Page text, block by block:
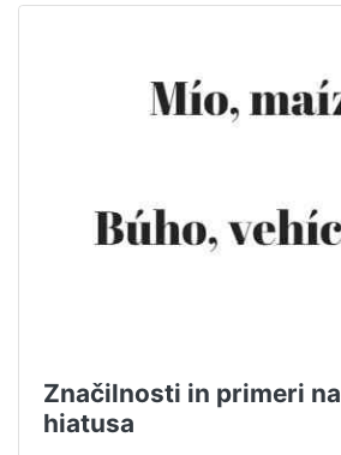
Značilnosti in primeri
hiatusa